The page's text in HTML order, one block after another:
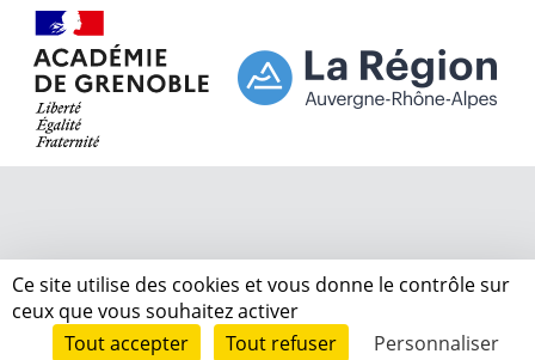
Ce site utilise des cookies et vous donne le contrôle sur
ceux que vous souhaitez activer
Tout accepter
Tout refuser Personnaliser